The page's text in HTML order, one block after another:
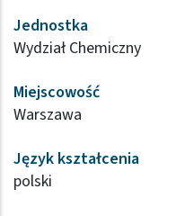
Jednostka
Wydział Chemiczny
Miejscowość
Warszawa
Język kształcenia
polski